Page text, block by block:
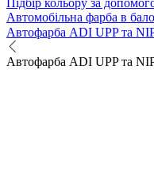
Автомобільна фарба в
Автофарба ADI UPP та
Автофарба ADI UPP та